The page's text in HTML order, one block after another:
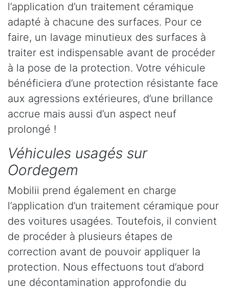
l’application d’un traitement céramique
adapté à chacune des surfaces. Pour ce
faire, un lavage minutieux des surfaces à
traiter est indispensable avant de procéder
à la pose de la protection. Votre véhicule
bénéficiera d’une protection résistante face
aux agressions extérieures, d’une brillance
accrue mais aussi d’un aspect neuf
prolongé !
Véhicules usagés sur
Oordegem
Mobilii prend également en charge
l’application d’un traitement céramique pour
des voitures usagées. Toutefois, il convient
de procéder à plusieurs étapes de
correction avant de pouvoir appliquer la
protection. Nous effectuons tout d’abord
une décontamination approfondie du